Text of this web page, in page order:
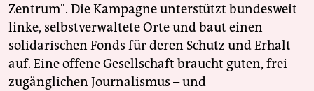
Zentrum". Die Kampagne unterstützt bundesweit
linke, selbstverwaltete Orte und baut einen
solidarischen Fonds für deren Schutz und Erhalt
auf. Eine offene Gesellschaft braucht guten, frei
zugänglichen Journalismus – und